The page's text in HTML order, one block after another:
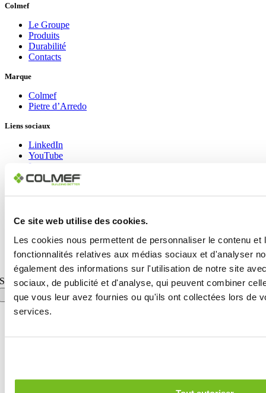
Ce site web utilise des cookies.
Les cookies nous permettent de personnaliser le contenu
fonctionnalités relatives aux médias sociaux et d'analyser
également des informations sur l'utilisation de notre site
sociaux, de publicité et d'analyse, qui peuvent combiner
que vous leur avez fournies ou qu'ils ont collectées lors de
services.
Colmef
Le Groupe
Produits
Durabilité
Contacts
Marque
Colmef
Pietre d’Arredo
Liens sociaux
LinkedIn
YouTube
Instagram
Facebook
Copyright © 2024 Colmef srl | P.IVA 00635770548 |Area Privacy|
Toggle Sliding Bar Area
Page load link
Search for: